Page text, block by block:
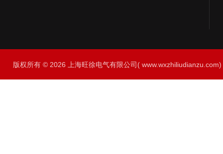
版权所有 © 2026 上海旺徐电气有限公司(